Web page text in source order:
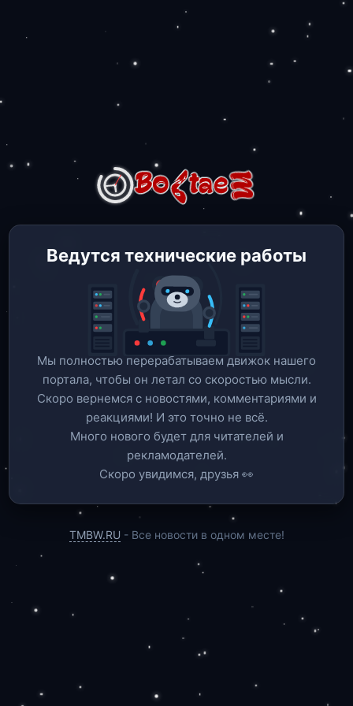
Ведутся технические работы
Мы полностью перерабатываем движок нашего
портала, чтобы он летал со скоростью мысли.
Скоро вернемся c новостями, комментариями и
реакциями! И это точно не всё.
Много нового будет для читателей и
рекламодателей.
Скоро увидимся, друзья 👀
TMBW.RU - Все новости в одном месте!